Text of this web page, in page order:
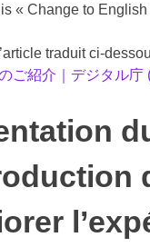
« Change to English
traduit ci-
ご紹介｜デジタル庁